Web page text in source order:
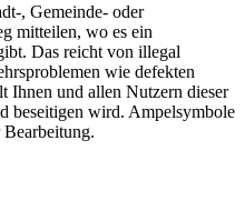
, Gemeinde- oder
mitteilen, wo es ein
Das reicht von illegal
wie defekten
Ihnen und allen Nutzern dieser
beseitigen wird. Ampelsymbole